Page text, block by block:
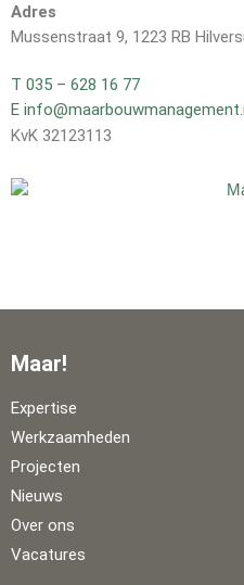
Adres
Mussenstraat 9, 1223 RB
T 035 – 628 16 77
E
KvK 32123113
Maar!
Expertise
Werkzaamheden
Projecten
Nieuws
Over ons
Vacatures